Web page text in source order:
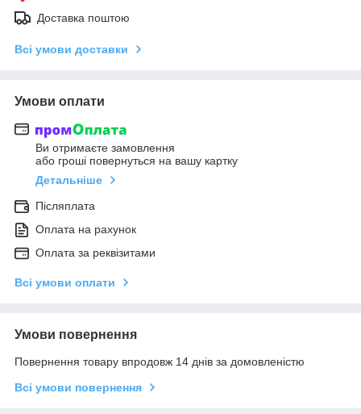
Доставка поштою
Всі умови доставки
Умови оплати
Ви отримаєте замовлення
або гроші повернуться на вашу картку
Детальніше
Післяплата
Оплата на рахунок
Оплата за реквізитами
Всі умови оплати
Умови повернення
Повернення товару впродовж 14 днів за домовленістю
Всі умови повернення